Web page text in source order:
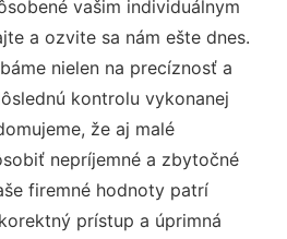
vašim individuálnym
a ozvite sa nám ešte dnes.
nielen na precíznosť a
kontrolu vykonanej
že aj malé
nepríjemné a zbytočné
firemné hodnoty patrí
prístup a úprimná